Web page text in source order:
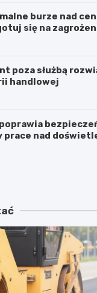
burze nad
się na
poza służbą
handlowej
prace nad